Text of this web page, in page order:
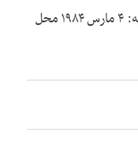
روایت‌کننده: آقای دکتر امیر پیشداد تاریخ مصاحبه: ۴ مارس ۱۹۸۴ محل